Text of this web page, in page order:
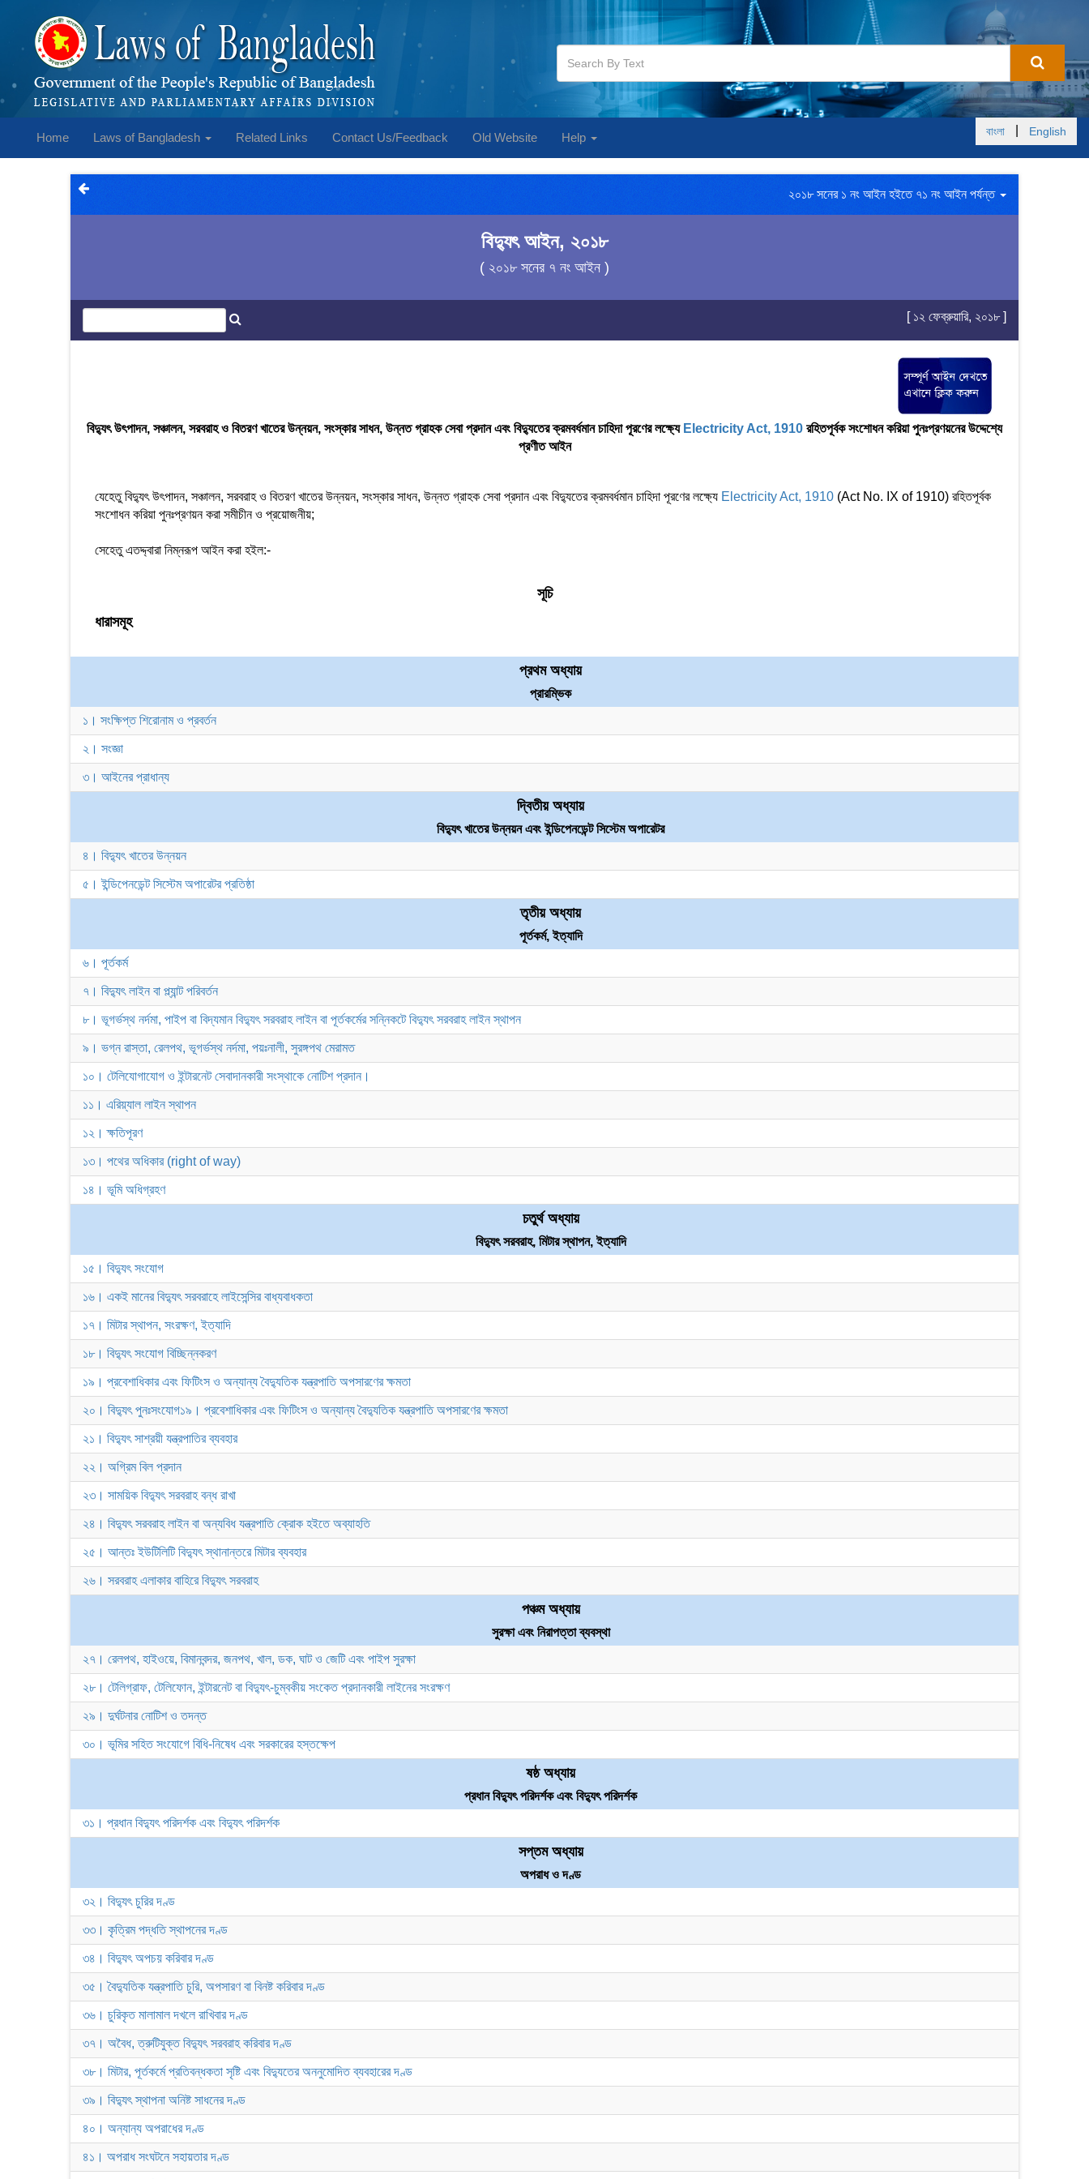
Home Laws of Bangladesh Related Links Contact Us/Feedback Old Website Help বাংলা English
২০১৮ সনের ১ নং আইন হইতে ৭১ নং আইন পর্যন্ত
বিদ্যুৎ আইন, ২০১৮
( ২০১৮ সনের ৭ নং আইন )
[ ১২ ফেব্রুয়ারি, ২০১৮ ]
বিদ্যুৎ উৎপাদন, সঞ্চালন, সরবরাহ ও বিতরণ খাতের উন্নয়ন, সংস্কার সাধন, উন্নত গ্রাহক সেবা প্রদান এবং বিদ্যুতের ক্রমবর্ধমান চাহিদা পূরণের লক্ষ্যে Electricity Act, 1910 রহিতপূর্বক সংশোধন করিয়া পুনঃপ্রণয়নের উদ্দেশ্যে
প্রণীত আইন
যেহেতু বিদ্যুৎ উৎপাদন, সঞ্চালন, সরবরাহ ও বিতরণ খাতের উন্নয়ন, সংস্কার সাধন, উন্নত গ্রাহক সেবা প্রদান এবং বিদ্যুতের ক্রমবর্ধমান চাহিদা পূরণের লক্ষ্যে Electricity Act, 1910 (Act No. IX of 1910) রহিতপূর্বক
সংশোধন করিয়া পুনঃপ্রণয়ন করা সমীচীন ও প্রয়োজনীয়;
সেহেতু এতদ্দ্বারা নিম্নরূপ আইন করা হইল:-
সূচি
ধারাসমূহ
প্রথম অধ্যায়
প্রারম্ভিক
১। সংক্ষিপ্ত শিরোনাম ও প্রবর্তন
২। সংজ্ঞা
৩। আইনের প্রাধান্য
দ্বিতীয় অধ্যায়
বিদ্যুৎ খাতের উন্নয়ন এবং ইন্ডিপেনডেন্ট সিস্টেম অপারেটর
৪। বিদ্যুৎ খাতের উন্নয়ন
৫। ইন্ডিপেনডেন্ট সিস্টেম অপারেটর প্রতিষ্ঠা
তৃতীয় অধ্যায়
পূর্তকর্ম, ইত্যাদি
৬। পূর্তকর্ম
৭। বিদ্যুৎ লাইন বা প্ল্যান্ট পরিবর্তন
৮। ভূগর্ভস্থ নর্দমা, পাইপ বা বিদ্যমান বিদ্যুৎ সরবরাহ লাইন বা পূর্তকর্মের সন্নিকটে বিদ্যুৎ সরবরাহ লাইন স্থাপন
৯। ভগ্ন রাস্তা, রেলপথ, ভূগর্ভস্থ নর্দমা, পয়ঃনালী, সুরঙ্গপথ মেরামত
১০। টেলিযোগাযোগ ও ইন্টারনেট সেবাদানকারী সংস্থাকে নোটিশ প্রদান।
১১। এরিয়্যাল লাইন স্থাপন
১২। ক্ষতিপূরণ
১৩। পথের অধিকার (right of way)
১৪। ভূমি অধিগ্রহণ
চতুর্থ অধ্যায়
বিদ্যুৎ সরবরাহ, মিটার স্থাপন, ইত্যাদি
১৫। বিদ্যুৎ সংযোগ
১৬। একই মানের বিদ্যুৎ সরবরাহে লাইসেন্সির বাধ্যবাধকতা
১৭। মিটার স্থাপন, সংরক্ষণ, ইত্যাদি
১৮। বিদ্যুৎ সংযোগ বিচ্ছিন্নকরণ
১৯। প্রবেশাধিকার এবং ফিটিংস ও অন্যান্য বৈদ্যুতিক যন্ত্রপাতি অপসারণের ক্ষমতা
২০। বিদ্যুৎ পুনঃসংযোগ১৯। প্রবেশাধিকার এবং ফিটিংস ও অন্যান্য বৈদ্যুতিক যন্ত্রপাতি অপসারণের ক্ষমতা
২১। বিদ্যুৎ সাশ্রয়ী যন্ত্রপাতির ব্যবহার
২২। অগ্রিম বিল প্রদান
২৩। সাময়িক বিদ্যুৎ সরবরাহ বন্ধ রাখা
২৪। বিদ্যুৎ সরবরাহ লাইন বা অন্যবিধ যন্ত্রপাতি ক্রোক হইতে অব্যাহতি
২৫। আন্তঃ ইউটিলিটি বিদ্যুৎ স্থানান্তরে মিটার ব্যবহার
২৬। সরবরাহ এলাকার বাহিরে বিদ্যুৎ সরবরাহ
পঞ্চম অধ্যায়
সুরক্ষা এবং নিরাপত্তা ব্যবস্থা
২৭। রেলপথ, হাইওয়ে, বিমানবন্দর, জনপথ, খাল, ডক, ঘাট ও জেটি এবং পাইপ সুরক্ষা
২৮। টেলিগ্রাফ, টেলিফোন, ইন্টারনেট বা বিদ্যুৎ-চুম্বকীয় সংকেত প্রদানকারী লাইনের সংরক্ষণ
২৯। দুর্ঘটনার নোটিশ ও তদন্ত
৩০। ভূমির সহিত সংযোগে বিধি-নিষেধ এবং সরকারের হস্তক্ষেপ
ষষ্ঠ অধ্যায়
প্রধান বিদ্যুৎ পরিদর্শক এবং বিদ্যুৎ পরিদর্শক
৩১। প্রধান বিদ্যুৎ পরিদর্শক এবং বিদ্যুৎ পরিদর্শক
সপ্তম অধ্যায়
অপরাধ ও দণ্ড
৩২। বিদ্যুৎ চুরির দণ্ড
৩৩। কৃত্রিম পদ্ধতি স্থাপনের দণ্ড
৩৪। বিদ্যুৎ অপচয় করিবার দণ্ড
৩৫। বৈদ্যুতিক যন্ত্রপাতি চুরি, অপসারণ বা বিনষ্ট করিবার দণ্ড
৩৬। চুরিকৃত মালামাল দখলে রাখিবার দণ্ড
৩৭। অবৈধ, ত্রুটিযুক্ত বিদ্যুৎ সরবরাহ করিবার দণ্ড
৩৮। মিটার, পূর্তকর্মে প্রতিবন্ধকতা সৃষ্টি এবং বিদ্যুতের অননুমোদিত ব্যবহারের দণ্ড
৩৯। বিদ্যুৎ স্থাপনা অনিষ্ট সাধনের দণ্ড
৪০। অন্যান্য অপরাধের দণ্ড
৪১। অপরাধ সংঘটনে সহায়তার দণ্ড